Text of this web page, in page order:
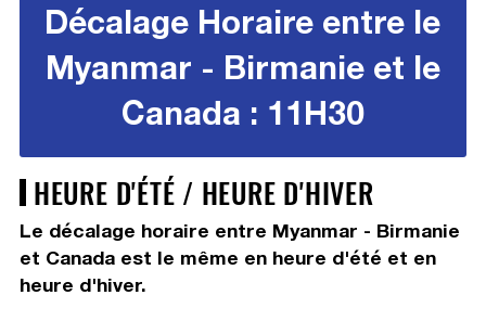
Décalage Horaire entre le
Myanmar - Birmanie et le
Canada : 11H30
HEURE D'ÉTÉ / HEURE D'HIVER
Le décalage horaire entre Myanmar - Birmanie
et Canada est le même en heure d'été et en
heure d'hiver.